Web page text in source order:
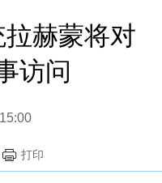
赫蒙将对
访问
打印